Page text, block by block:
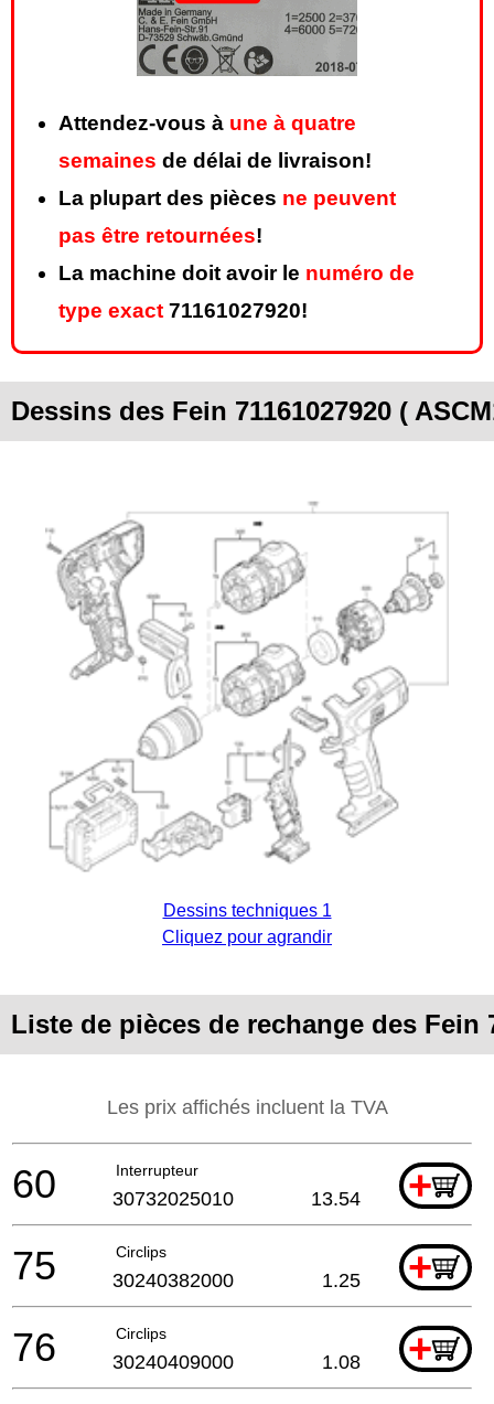
Attendez-vous à une à quatre
semaines de délai de livraison!
La plupart des pièces ne peuvent
pas être retournées!
La machine doit avoir le numéro de
type exact 71161027920!
Dessins des Fein 71161027920 (
Dessins techniques 1
Cliquez pour agrandir
Liste de pièces de rechange des Fein
Les prix affichés incluent la TVA
Interrupteur +
60 30732025010 13.54
Circlips +
75 30240382000 1.25
Circlips +
76 30240409000 1.08